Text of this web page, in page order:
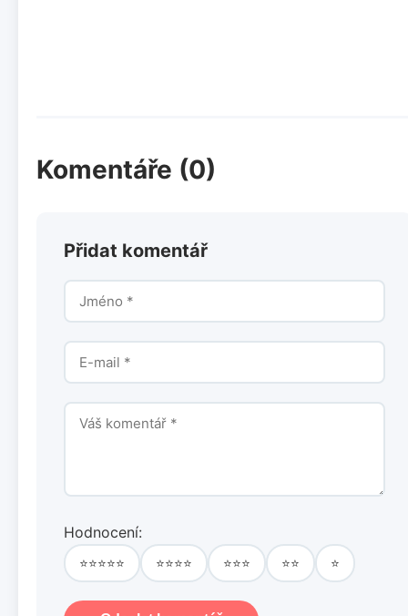
Komentáře (0)
Přidat komentář
Hodnocení:
⭐⭐⭐⭐⭐ ⭐⭐⭐⭐ ⭐⭐⭐ ⭐⭐ ⭐